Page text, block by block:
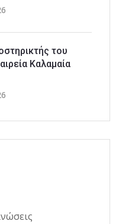
του
Καλαμαία